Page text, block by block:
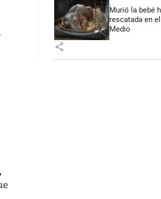
Murió la bebé
rescatada en
Medio
share